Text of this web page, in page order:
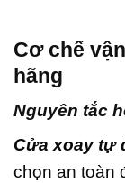
Cơ chế
hãng
Nguyên tắc
Cửa xoay tự
chọn an toàn